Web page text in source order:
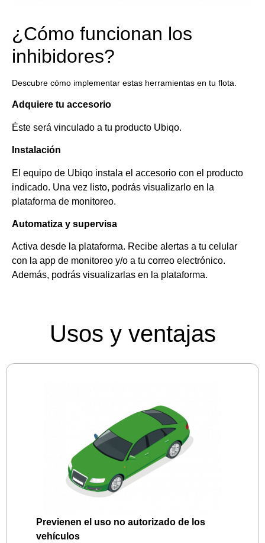
¿Cómo funcionan los
inhibidores?
Descubre cómo implementar estas herramientas en tu flota.
Adquiere tu accesorio
Éste será vinculado a tu producto Ubiqo.
Instalación
El equipo de Ubiqo instala el accesorio con el producto
indicado. Una vez listo, podrás visualizarlo en la
plataforma de monitoreo.
Automatiza y supervisa
Activa desde la plataforma. Recibe alertas a tu celular
con la app de monitoreo y/o a tu correo electrónico.
Además, podrás visualizarlas en la plataforma.
Usos y ventajas
Previenen el uso no autorizado de los
vehículos